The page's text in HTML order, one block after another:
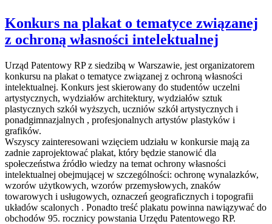
Konkurs na plakat o tematyce związanej
z ochroną własności intelektualnej
Urząd Patentowy RP z siedzibą w Warszawie, jest organizatorem
konkursu na plakat o tematyce związanej z ochroną własności
intelektualnej. Konkurs jest skierowany do studentów uczelni
artystycznych, wydziałów architektury, wydziałów sztuk
plastycznych szkół wyższych, uczniów szkół artystycznych i
ponadgimnazjalnych , profesjonalnych artystów plastyków i
grafików.
Wszyscy zainteresowani wzięciem udziału w konkursie mają za
zadnie zaprojektować plakat, który będzie stanowić dla
społeczeństwa źródło wiedzy na temat ochrony własności
intelektualnej obejmującej w szczególności: ochronę wynalazków,
wzorów użytkowych, wzorów przemysłowych, znaków
towarowych i usługowych, oznaczeń geograficznych i topografii
układów scalonych . Ponadto treść plakatu powinna nawiązywać do
obchodów 95. rocznicy powstania Urzędu Patentowego RP.